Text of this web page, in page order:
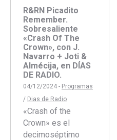
R&RN Picadito
Remember.
Sobresaliente
«Crash Of The
Crown», con J.
Navarro + Joti &
Almécija, en DÍAS
DE RADIO.
04/12/2024 - Programas
/ Dias de Radio
«Crash of the
Crown» es el
decimoséptimo